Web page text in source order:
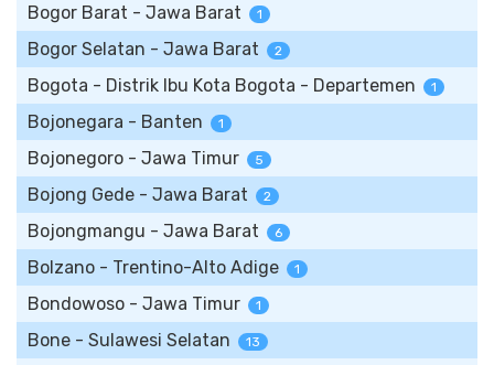
Bogor Barat - Jawa Barat 1
Bogor Selatan - Jawa Barat 2
Bogota - Distrik Ibu Kota Bogota - Departemen 1
Bojonegara - Banten 1
Bojonegoro - Jawa Timur 5
Bojong Gede - Jawa Barat 2
Bojongmangu - Jawa Barat 6
Bolzano - Trentino-Alto Adige 1
Bondowoso - Jawa Timur 1
Bone - Sulawesi Selatan 13